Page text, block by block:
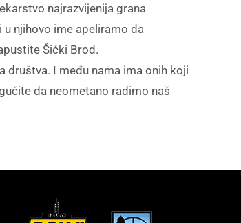
najrazvijenija grana
njihovo ime apeliramo da
Šićki Brod.
društva. I među nama ima onih koji
da neometano radimo naš